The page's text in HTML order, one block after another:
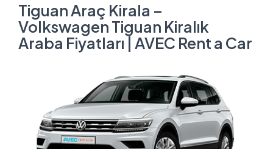
Tiguan Araç Kirala –
Volkswagen Tiguan Kiralık
Araba Fiyatları | AVEC Rent a Car